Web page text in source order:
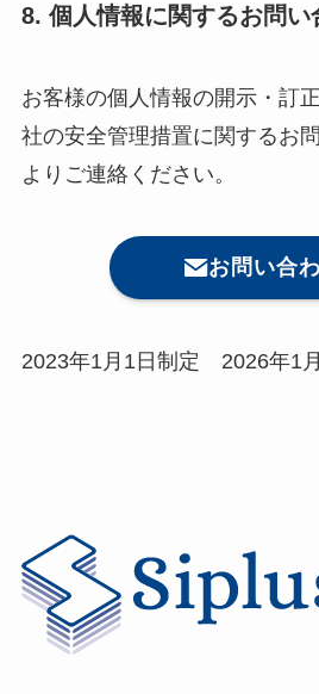
8. 個人情報に関するお問い
お客様の個人情報の開示・訂
社の安全管理措置に関するお
よりご連絡ください。
お問い合
2023年1月1日制定 2026年1